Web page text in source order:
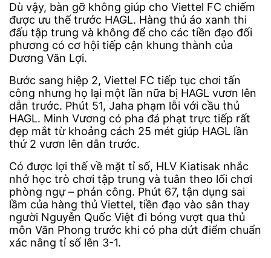
Dù vậy, bàn gỡ không giúp cho Viettel FC chiếm
được ưu thế trước HAGL. Hàng thủ áo xanh thi
đấu tập trung và không để cho các tiền đạo đối
phương có cơ hội tiếp cận khung thành của
Dương Văn Lợi.
Bước sang hiệp 2, Viettel FC tiếp tục chơi tấn
công nhưng họ lại một lần nữa bị HAGL vươn lên
dẫn trước. Phút 51, Jaha phạm lỗi với cầu thủ
HAGL. Minh Vương có pha đá phạt trực tiếp rất
đẹp mắt từ khoảng cách 25 mét giúp HAGL lần
thứ 2 vươn lên dẫn trước.
Có được lợi thế về mặt tỉ số, HLV Kiatisak nhắc
nhở học trò chơi tập trung và tuân theo lối chơi
phòng ngự – phản công. Phút 67, tận dụng sai
lầm của hàng thủ Viettel, tiền đạo vào sân thay
người Nguyễn Quốc Việt đi bóng vượt qua thủ
môn Văn Phong trước khi có pha dứt điểm chuẩn
xác nâng tỉ số lên 3-1.